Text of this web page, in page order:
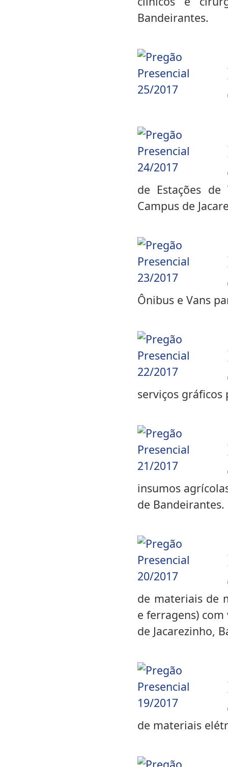
Bandeirantes.
de Estações
Campus de
Ônibus e Vans
serviços gráficos
insumos
de Bandeirantes.
de materiais de
e ferragens) com
de Jacarezinho,
de materiais